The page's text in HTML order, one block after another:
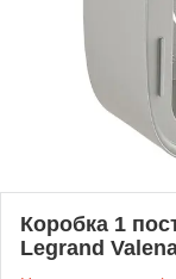
Коробка 1
Legrand